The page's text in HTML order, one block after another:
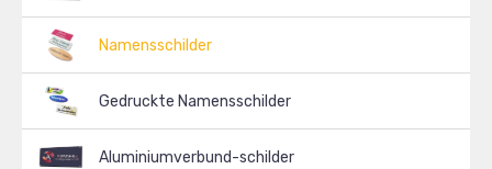
Namensschilder
Gedruckte Namensschilder
Aluminiumverbund-schilder